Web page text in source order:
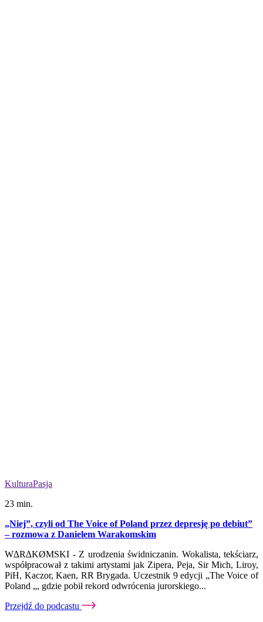
KulturaPasja
23 min.
„Niej”, czyli od The Voice of Poland przez depresję po debiut”
– rozmowa z Danielem Warakomskim
W∆R∆KØMSKI - Z urodzenia świdniczanin. Wokalista, tekściarz,
współpracował z takimi artystami jak Zipera, Peja, Sir Mich, Liroy,
PiH, Kaczor, Kaen, RR Brygada. Uczestnik 9 edycji „The Voice of
Poland „, gdzie pobił rekord odwrócenia jurorskiego...
Przejdź do podcastu